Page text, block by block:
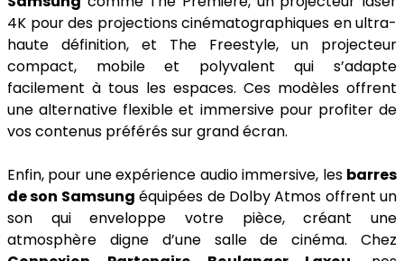
4K pour des projections cinématographiques en ultra-
haute définition, et The Freestyle, un projecteur
compact, mobile et polyvalent qui s’adapte
facilement à tous les espaces. Ces modèles offrent
une alternative flexible et immersive pour profiter de
vos contenus préférés sur grand écran.
Enfin, pour une expérience audio immersive, les barres
de son Samsung équipées de Dolby Atmos offrent un
son qui enveloppe votre pièce, créant une
atmosphère digne d’une salle de cinéma. Chez